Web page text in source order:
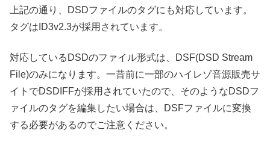
上記の通り、DSDファイルのタグにも対応しています。
タグはID3v2.3が採用されています。
対応しているDSDのファイル形式は、DSF(DSD Stream
File)のみになります。一昔前に一部のハイレゾ音源販売サ
イトでDSDIFFが採用されていたので、そのようなDSDフ
ァイルのタグを編集したい場合は、DSFファイルに変換
する必要があるのでご注意ください。